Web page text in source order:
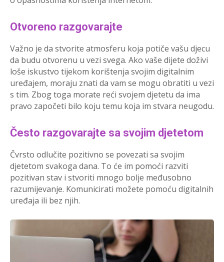
Otvoreno razgovarajte
Važno je da stvorite atmosferu koja potiče vašu djecu
da budu otvorenu u vezi svega. Ako vaše dijete doživi
loše iskustvo tijekom korištenja svojim digitalnim
uređajem, moraju znati da vam se mogu obratiti u vezi
s tim. Zbog toga morate reći svojem djetetu da ima
pravo započeti bilo koju temu koja im stvara neugodu.
Često razgovarajte sa svojim djetetom
Čvrsto odlučite pozitivno se povezati sa svojim
djetetom svakoga dana. To će im pomoći razviti
pozitivan stav i stvoriti mnogo bolje međusobno
razumijevanje. Komunicirati možete pomoću digitalnih
uređaja ili bez njih.